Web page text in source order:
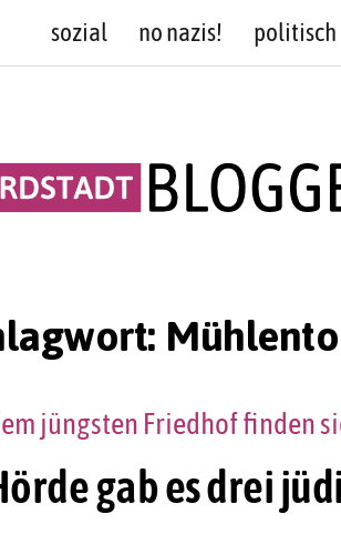
sozial no nazis! politisch
gab es drei
jüngsten Friedhof finden